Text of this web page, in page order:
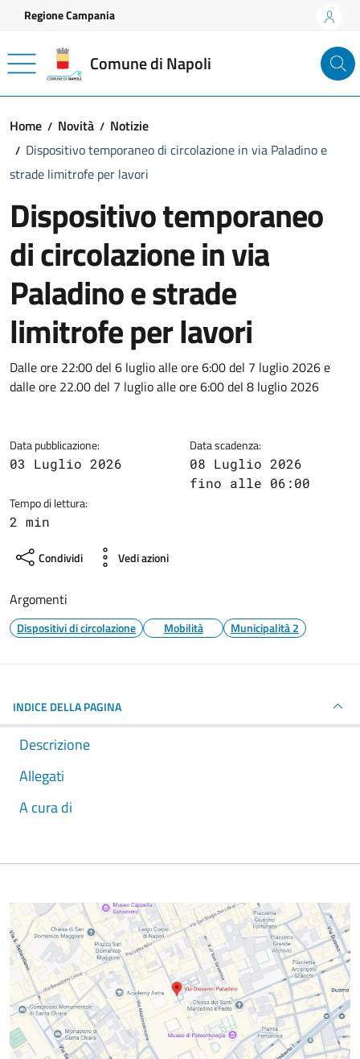
Vai ai contenuti
Vai al footer
Regione Campania
Comune di Napoli
Home Novità
Notizie
Dispositivo temporaneo di circolazione in via Paladino e
strade limitrofe per lavori
Dispositivo temporaneo
di circolazione in via
Paladino e strade
limitrofe per lavori
Dettagli della notizia
Dalle ore 22:00 del 6 luglio alle ore 6:00 del 7 luglio 2026 e
dalle ore 22.00 del 7 luglio alle ore 6:00 del 8 luglio 2026
Data pubblicazione:
03 Luglio 2026
Data scadenza:
08 Luglio 2026
fino alle 06:00
Tempo di lettura:
2 min
Condividi Vedi azioni
Argomenti
Dispositivi di circolazione Mobilità Municipalità 2
INDICE DELLA PAGINA
Descrizione
Allegati
A cura di